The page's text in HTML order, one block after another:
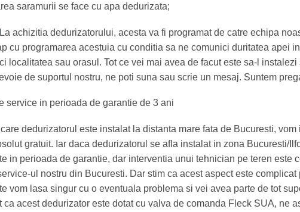
saramurii se face cu apa dedurizata;
La achizitia dedurizatorului, acesta va fi programat de catre echipa
cu programarea acestuia cu conditia sa ne comunici duritatea apei
localitatea sau orasul. Tot ce vei mai avea de facut este sa-l
de suportul nostru, ne poti suna sau scrie un mesaj. Suntem
service in perioada de garantie de 3 ani
care dedurizatorul este instalat la distanta mare fata de Bucuresti,
gratuit. Iar daca dedurizatorul se afla instalat in zona Bucuresti/
in perioada de garantie, dar interventia unui tehnician pe teren este
ul nostru din Bucuresti. Dar stim ca acest aspect este
vom lasa singur cu o eventuala problema si vei avea parte de tot
ca acest dedurizator este dotat cu valva de comanda Fleck SUA, ne